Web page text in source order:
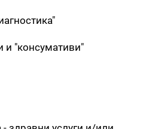
"консумативи"